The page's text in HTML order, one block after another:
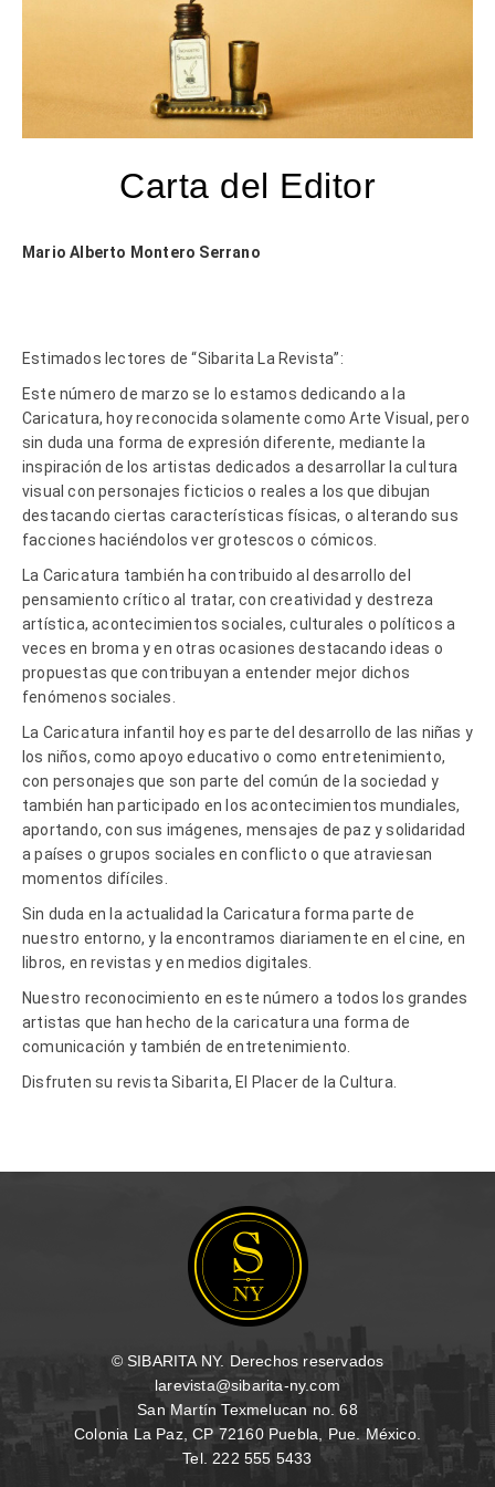
Carta del Editor
Mario Alberto Montero Serrano
Estimados lectores de “Sibarita La Revista”:
Este número de marzo se lo estamos dedicando a la
Caricatura, hoy reconocida solamente como Arte Visual, pero
sin duda una forma de expresión diferente, mediante la
inspiración de los artistas dedicados a desarrollar la cultura
visual con personajes ficticios o reales a los que dibujan
destacando ciertas características físicas, o alterando sus
facciones haciéndolos ver grotescos o cómicos.
La Caricatura también ha contribuido al desarrollo del
pensamiento crítico al tratar, con creatividad y destreza
artística, acontecimientos sociales, culturales o políticos a
veces en broma y en otras ocasiones destacando ideas o
propuestas que contribuyan a entender mejor dichos
fenómenos sociales.
La Caricatura infantil hoy es parte del desarrollo de las niñas y
los niños, como apoyo educativo o como entretenimiento,
con personajes que son parte del común de la sociedad y
también han participado en los acontecimientos mundiales,
aportando, con sus imágenes, mensajes de paz y solidaridad
a países o grupos sociales en conflicto o que atraviesan
momentos difíciles.
Sin duda en la actualidad la Caricatura forma parte de
nuestro entorno, y la encontramos diariamente en el cine, en
libros, en revistas y en medios digitales.
Nuestro reconocimiento en este número a todos los grandes
artistas que han hecho de la caricatura una forma de
comunicación y también de entretenimiento.
Disfruten su revista Sibarita, El Placer de la Cultura.
© SIBARITA NY. Derechos reservados
larevista@sibarita-ny.com
San Martín Texmelucan no. 68
Colonia La Paz, CP 72160 Puebla, Pue. México.
Tel. 222 555 5433